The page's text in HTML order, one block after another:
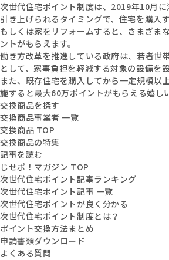
次世代住宅ポイント制度は、2019年10月
引き上げられるタイミングで、住宅を購入す
もしくは家をリフォームすると、さまざま
ントがもらえます。
働き方改革を推進している政府は、若者世
として、家事負担を軽減する対象の設備を設
また、既存住宅を購入してから一定規模以
施すると最大60万ポイントがもらえる嬉し
交換商品を探す
交換商品事業者 一覧
交換商品 TOP
交換商品の特集
記事を読む
じせポ！マガジン TOP
次世代住宅ポイント記事ランキング
次世代住宅ポイント記事 一覧
次世代住宅ポイントが良く分かる
次世代住宅ポイント制度とは？
ポイント交換方法まとめ
申請書類ダウンロード
よくある質問